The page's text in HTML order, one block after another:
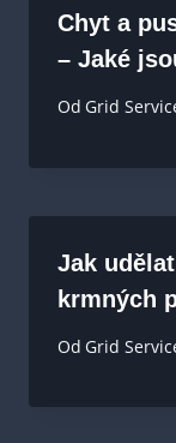
Chyt a
– Jaké
Od Grid
Jak
krmných
Od Grid